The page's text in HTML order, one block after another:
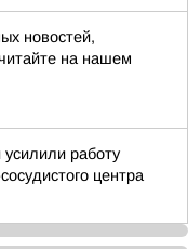
новостей,
на нашем
работу
центра